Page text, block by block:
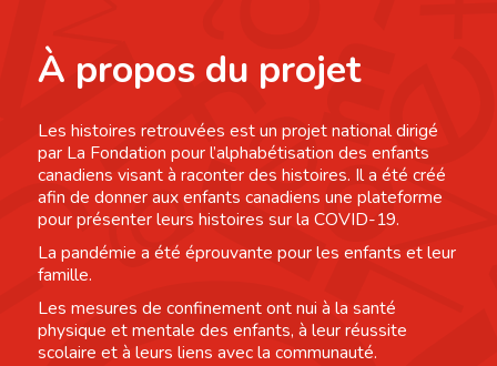
À propos du projet
Les histoires retrouvées est un projet national dirigé
par La Fondation pour l’alphabétisation des enfants
canadiens visant à raconter des histoires. Il a été créé
afin de donner aux enfants canadiens une plateforme
pour présenter leurs histoires sur la COVID-19.
La pandémie a été éprouvante pour les enfants et leur
famille.
Les mesures de confinement ont nui à la santé
physique et mentale des enfants, à leur réussite
scolaire et à leurs liens avec la communauté.